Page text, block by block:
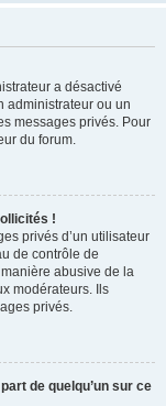
a désactivé
administrateur ou un
messages privés. Pour
du forum.
!
privés d’un utilisateur
de contrôle de
abusive de la
modérateurs. Ils
privés.
de quelqu’un sur ce